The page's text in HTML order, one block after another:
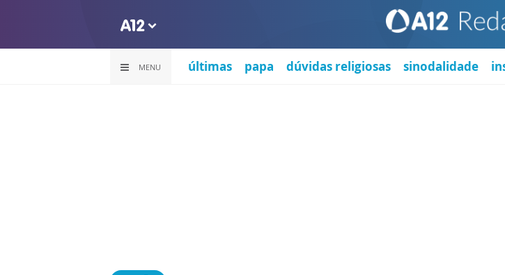
MENU últimas papa dúvidas religiosas sinodalidade